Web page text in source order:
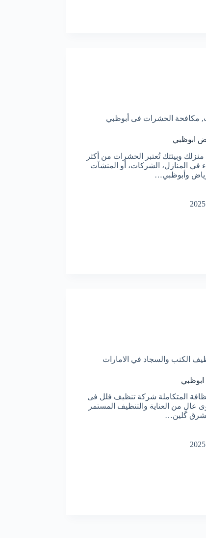
, مكافحة الحشرات فى أبوظبي
ابوظبي
وبيئتك تُعتبر الحشرات من أكثر
في المنازل، الشركات، أو المنشآت
وأبوظبي…
الكنب والسجاد في الامارات
المتكاملة شركة تنظيف فلل فى
عالٍ من العناية والتنظيف المستمر
كلين…